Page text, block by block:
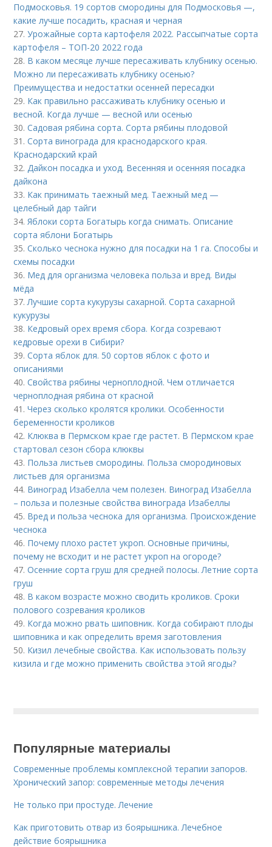
Подмосковья. 19 сортов смородины для Подмосковья —,
какие лучше посадить, красная и черная
27.Урожайные сорта картофеля 2022. Рассыпчатые сорта
картофеля – ТОП-20 2022 года
28. В каком месяце лучше пересаживать клубнику осенью.
Можно ли пересаживать клубнику осенью?
Преимущества и недостатки осенней пересадки
29. Как правильно рассаживать клубнику осенью и
весной. Когда лучше — весной или осенью
30.Садовая рябина сорта. Сорта рябины плодовой
31.Сорта винограда для краснодарского края.
Краснодарский край
32. Дайкон посадка и уход. Весенняя и осенняя посадка
дайкона
33. Как принимать таежный мед. Таежный мед —
целебный дар тайги
34. Яблоки сорта Богатырь когда снимать. Описание
сорта яблони Богатырь
35.Сколько чеснока нужно для посадки на 1 га. Способы и
схемы посадки
36. Мед для организма человека польза и вред. Виды
мёда
37. Лучшие сорта кукурузы сахарной. Сорта сахарной
кукурузы
38. Кедровый орех время сбора. Когда созревают
кедровые орехи в Сибири?
39.Сорта яблок для. 50 сортов яблок с фото и
описаниями
40.Свойства рябины черноплодной. Чем отличается
черноплодная рябина от красной
41.Через сколько кролятся кролики. Особенности
беременности кроликов
42. Клюква в Пермском крае где растет. В Пермском крае
стартовал сезон сбора клюквы
43. Польза листьев смородины. Польза смородиновых
листьев для организма
44. Виноград Изабелла чем полезен. Виноград Изабелла
– польза и полезные свойства винограда Изабеллы
45. Вред и польза чеснока для организма. Происхождение
чеснока
46. Почему плохо растет укроп. Основные причины,
почему не всходит и не растет укроп на огороде?
47.Осенние сорта груш для средней полосы. Летние сорта
груш
48. В каком возрасте можно сводить кроликов. Сроки
полового созревания кроликов
49. Когда можно рвать шиповник. Когда собирают плоды
шиповника и как определить время заготовления
50. Кизил лечебные свойства. Как использовать пользу
кизила и где можно применить свойства этой ягоды?
Популярные материалы
Современные проблемы комплексной терапии запоров.
Хронический запор: современные методы лечения
Не только при простуде. Лечение
Как приготовить отвар из боярышника. Лечебное
действие боярышника